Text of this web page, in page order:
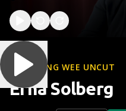
WOLFGANG WEE UNCUT
Erna Solberg